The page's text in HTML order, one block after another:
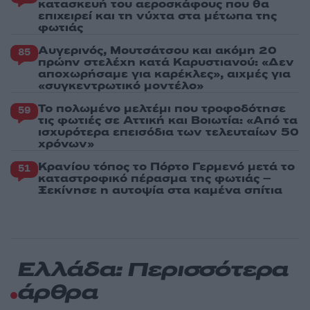
κατασκευή του αεροσκάφους που θα
επιχειρεί και τη νύχτα στα μέτωπα της
φωτιάς
85 Αυγερινός, Μουτσάτσου και ακόμη 20
πρώην στελέχη κατά Καρυστιανού: «Δεν
αποχωρήσαμε για καρέκλες», αιχμές για
«συγκεντρωτικό μοντέλο»
59 Το πολωμένο μελτέμι που τροφοδότησε
τις φωτιές σε Αττική και Βοιωτία: «Από τα
ισχυρότερα επεισόδια των τελευταίων 50
χρόνων»
51 Κρανίου τόπος το Πόρτο Γερμενό μετά το
καταστροφικό πέρασμα της φωτιάς –
Ξεκίνησε η αυτοψία στα καμένα σπίτια
Ελλάδα: Περισσότερα
άρθρα